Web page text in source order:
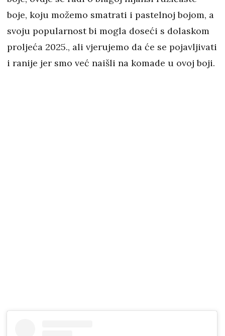
boje, koju možemo smatrati i pastelnoj bojom, a
svoju popularnost bi mogla doseći s dolaskom
proljeća 2025., ali vjerujemo da će se pojavljivati
i ranije jer smo već naišli na komade u ovoj boji.